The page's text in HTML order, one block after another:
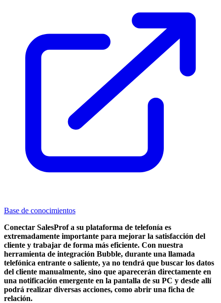
Base de conocimientos
Conectar SalesProf a su plataforma de telefonía es
extremadamente importante para mejorar la satisfacción del
cliente y trabajar de forma más eficiente. Con nuestra
herramienta de integración Bubble, durante una llamada
telefónica entrante o saliente, ya no tendrá que buscar los datos
del cliente manualmente, sino que aparecerán directamente en
una notificación emergente en la pantalla de su PC y desde allí
podrá realizar diversas acciones, como abrir una ficha de
relación.